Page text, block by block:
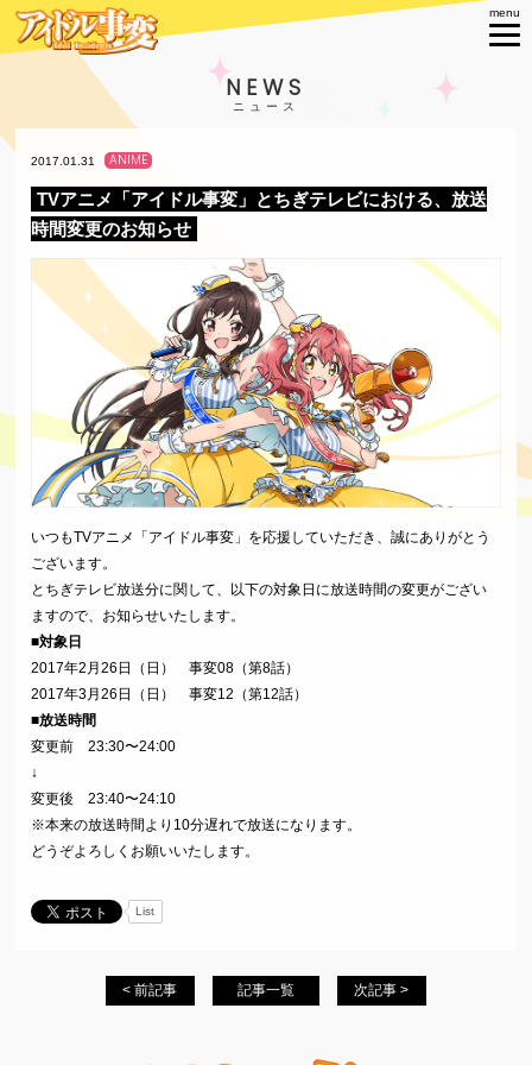
NEWS
2017.01.31 ANIME
TVアニメ「アイドル事変」とちぎテレビにおける、放送
時間変更のお知らせ
いつもTVアニメ「アイドル事変」を応援していただき、誠にありがとう
ございます。
とちぎテレビ放送分に関して、以下の対象日に放送時間の変更がござい
ますので、お知らせいたします。
■対象日
2017年2月26日（日） 事変08（第8話）
2017年3月26日（日） 事変12（第12話）
■放送時間
変更前 23:30〜24:00
↓
変更後 23:40〜24:10
※本来の放送時間より10分遅れで放送になります。
どうぞよろしくお願いいたします。
List
< 前記事 記事一覧 次記事 >